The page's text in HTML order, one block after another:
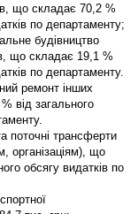
що складає 70,2 %
по департаменту;
будівництво
що складає 19,1 %
по департаменту.
ремонт інших
від загального
поточні трансферти
організаціям), що
обсягу видатків по